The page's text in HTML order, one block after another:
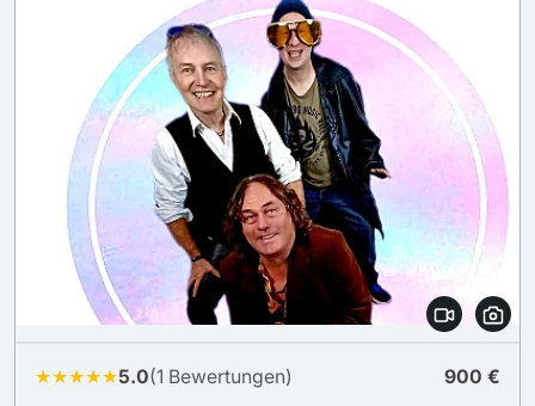
★★★★★5.0(1 Bewertungen) 900 €